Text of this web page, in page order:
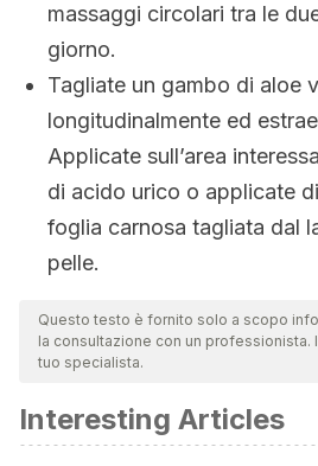
massaggi circolari tra le
giorno.
Tagliate un gambo di aloe
longitudinalmente ed
Applicate sull’area
di acido urico o applicate
foglia carnosa tagliata dal
pelle.
Questo testo è fornito solo a scopo
la consultazione con un professionista.
tuo specialista.
Interesting Articles